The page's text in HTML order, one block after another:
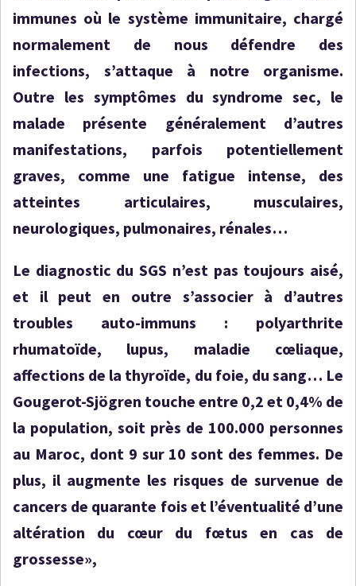
immunes où le système immunitaire, chargé
normalement de nous défendre des
infections, s’attaque à notre organisme.
Outre les symptômes du syndrome sec, le
malade présente généralement d’autres
manifestations, parfois potentiellement
graves, comme une fatigue intense, des
atteintes articulaires, musculaires,
neurologiques, pulmonaires, rénales…
Le diagnostic du SGS n’est pas toujours aisé,
et il peut en outre s’associer à d’autres
troubles auto-immuns : polyarthrite
rhumatoïde, lupus, maladie cœliaque,
affections de la thyroïde, du foie, du sang… Le
Gougerot-Sjögren touche entre 0,2 et 0,4% de
la population, soit près de 100.000 personnes
au Maroc, dont 9 sur 10 sont des femmes. De
plus, il augmente les risques de survenue de
cancers de quarante fois et l’éventualité d’une
altération du cœur du fœtus en cas de
grossesse»,